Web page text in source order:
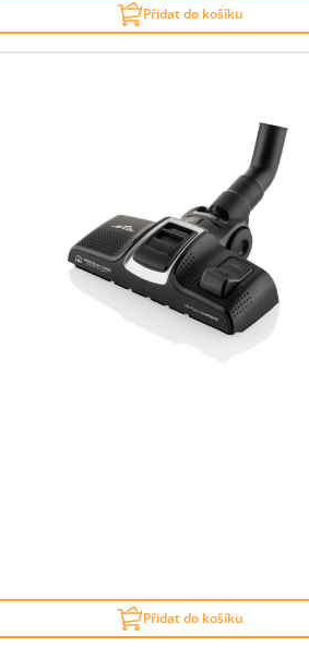
Přidat do košíku
Přidat do košíku